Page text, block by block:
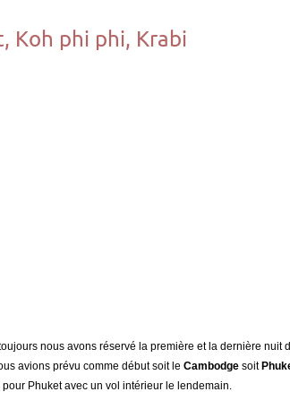
Koh phi phi, Krabi
nous avons réservé la première et la dernière nuit
avions prévu comme début soit le Cambodge soit
Phuket avec un vol intérieur le lendemain.